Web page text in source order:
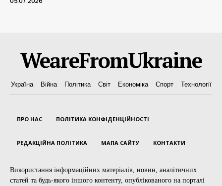
WeareFromUkraine
Україна Війна Політика Світ Економіка Спорт Технології
ПРО НАС ПОЛІТИКА КОНФІДЕНЦІЙНОСТІ
РЕДАКЦІЙНА ПОЛІТИКА МАПА САЙТУ КОНТАКТИ
Використання інформаційних матеріалів, новин, аналітичних
статей та будь-якого іншого контенту, опублікованого на порталі